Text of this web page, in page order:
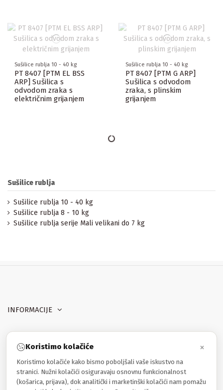
Sušilice rublja 10 - 40 kg
PT 8407 [PTM EL BSS
ARP] Sušilica s
odvodom zraka s
električnim grijanjem
Sušilice rublja 10 - 40 kg
PT 8407 [PTM G ARP]
Sušilica s odvodom
zraka, s plinskim
grijanjem
Sušilice rublja
Sušilice rublja 10 - 40 kg
Sušilice rublja 8 - 10 kg
Sušilice rublja serije Mali velikani do 7 kg
Koristimo kolačiće ×
Koristimo kolačiće kako bismo poboljšali vaše iskustvo na
stranici. Nužni kolačići osiguravaju osnovnu funkcionalnost
(košarica, prijava), dok analitički i marketinški kolačići nam pomažu
INFORMACIJE
MOJ RAČUN
PROIZVODI
Kontakt